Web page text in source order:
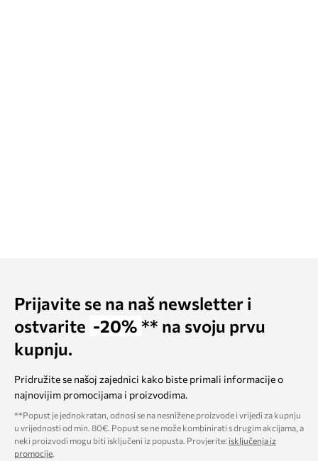
Prijavite se na naš newsletter i
ostvarite -20% ** na svoju prvu
kupnju.
Pridružite se našoj zajednici kako biste primali informacije o
najnovijim promocijama i proizvodima.
**Popust je jednokratan, odnosi se na nesnižene proizvode i vrijedi za kupnju
u vrijednosti od min. 80€. Popust se ne može kombinirati s drugim akcijama, a
neki proizvodi mogu biti isključeni iz popusta. Provjerite: isključenja iz
promocije